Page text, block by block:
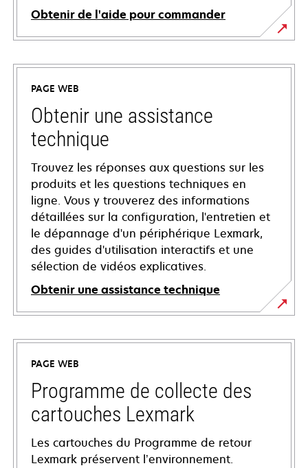
Obtenir de l'aide pour commander
PAGE WEB
Obtenir une assistance
technique
Trouvez les réponses aux questions sur les
produits et les questions techniques en
ligne. Vous y trouverez des informations
détaillées sur la configuration, l'entretien et
le dépannage d'un périphérique Lexmark,
des guides d'utilisation interactifs et une
sélection de vidéos explicatives.
Obtenir une assistance technique
s’ouvre
dans
nouvel
onglet
PAGE WEB
Programme de collecte des
cartouches Lexmark
Les cartouches du Programme de retour
Lexmark préservent l’environnement.